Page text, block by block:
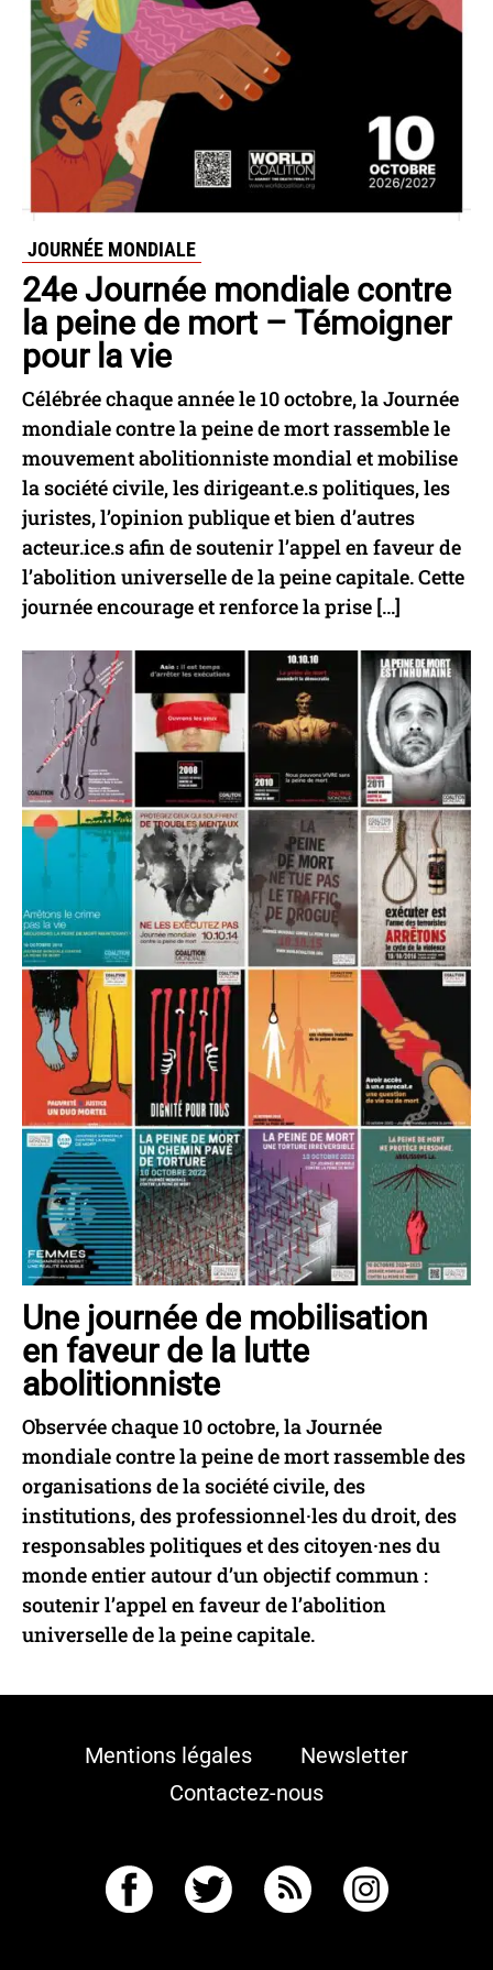
JOURNÉE MONDIALE
24e Journée mondiale contre
la peine de mort – Témoigner
pour la vie
Célébrée chaque année le 10 octobre, la Journée
mondiale contre la peine de mort rassemble le
mouvement abolitionniste mondial et mobilise
la société civile, les dirigeant.e.s politiques, les
juristes, l’opinion publique et bien d’autres
acteur.ice.s afin de soutenir l’appel en faveur de
l’abolition universelle de la peine capitale. Cette
journée encourage et renforce la prise […]
Une journée de mobilisation
en faveur de la lutte
abolitionniste
Observée chaque 10 octobre, la Journée
mondiale contre la peine de mort rassemble des
organisations de la société civile, des
institutions, des professionnel·les du droit, des
responsables politiques et des citoyen·nes du
monde entier autour d’un objectif commun :
soutenir l’appel en faveur de l’abolition
universelle de la peine capitale.
Mentions légales
Newsletter
Contactez-nous